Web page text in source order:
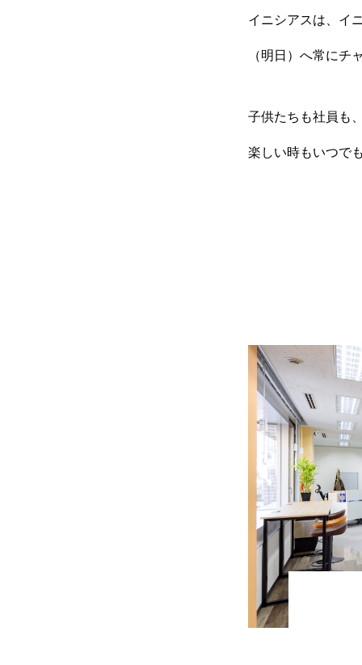
イニシアスは、イ
（明日）へ常にチ
子供たちも社員も
楽しい時もいつで